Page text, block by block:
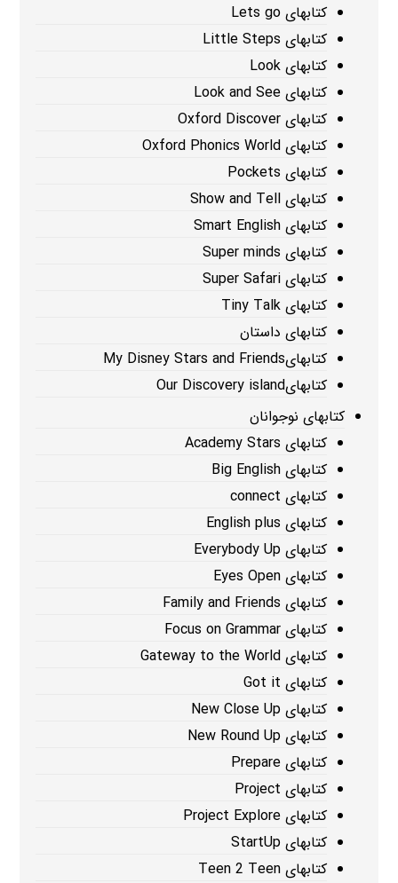
کتابهای Lets go
کتابهای Little Steps
کتابهای Look
کتابهای Look and See
کتابهای Oxford Discover
کتابهای Oxford Phonics World
کتابهای Pockets
کتابهای Show and Tell
کتابهای Smart English
کتابهای Super minds
کتابهای Super Safari
کتابهای Tiny Talk
کتابهای داستان
کتابهایMy Disney Stars and Friends
کتابهایOur Discovery island
کتابهای نوجوانان
کتابهای Academy Stars
کتابهای Big English
کتابهای connect
کتابهای English plus
کتابهای Everybody Up
کتابهای Eyes Open
کتابهای Family and Friends
کتابهای Focus on Grammar
کتابهای Gateway to the World
کتابهای Got it
کتابهای New Close Up
کتابهای New Round Up
کتابهای Prepare
کتابهای Project
کتابهای Project Explore
کتابهای StartUp
کتابهای Teen 2 Teen